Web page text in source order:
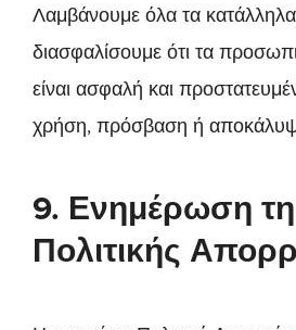
Λαμβάνουμε όλα τα
διασφαλίσουμε ότι τα
είναι ασφαλή και
χρήση, πρόσβαση ή
9. Ενημέρωση
Πολιτικής